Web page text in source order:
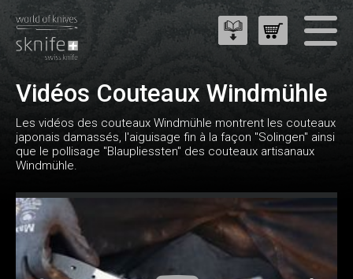
Vidéos Couteaux Windmühle
Les vidéos des couteaux Windmühle montrent les couteaux
japonais damassés, l'aiguisage fin à la façon "Solingen" ainsi
que le pollisage "Blaupliessten" des couteaux artisanaux
Windmühle.